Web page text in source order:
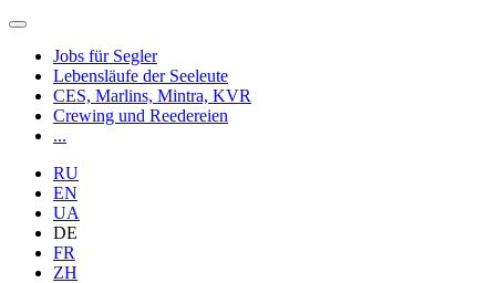
Jobs für Segler
Lebensläufe der Seeleute
CES, Marlins, Mintra, KVR
Crewing und Reedereien
...
RU
EN
UA
DE
FR
ZH